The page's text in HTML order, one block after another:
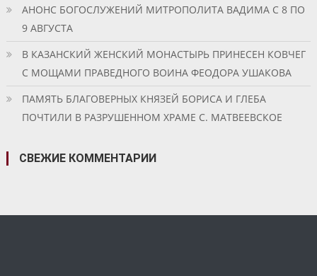
АНОНС БОГОСЛУЖЕНИЙ МИТРОПОЛИТА ВАДИМА С 8 ПО
9 АВГУСТА
В КАЗАНСКИЙ ЖЕНСКИЙ МОНАСТЫРЬ ПРИНЕСЕН КОВЧЕГ
С МОЩАМИ ПРАВЕДНОГО ВОИНА ФЕОДОРА УШАКОВА
ПАМЯТЬ БЛАГОВЕРНЫХ КНЯЗЕЙ БОРИСА И ГЛЕБА
ПОЧТИЛИ В РАЗРУШЕННОМ ХРАМЕ С. МАТВЕЕВСКОЕ
СВЕЖИЕ КОММЕНТАРИИ